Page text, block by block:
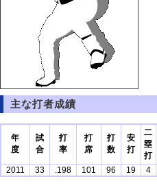
主な打者成績
年
度
試
合
打
率
打
席
打
数
安
打
二
塁
打
2011
33 .198 101 96 19 4